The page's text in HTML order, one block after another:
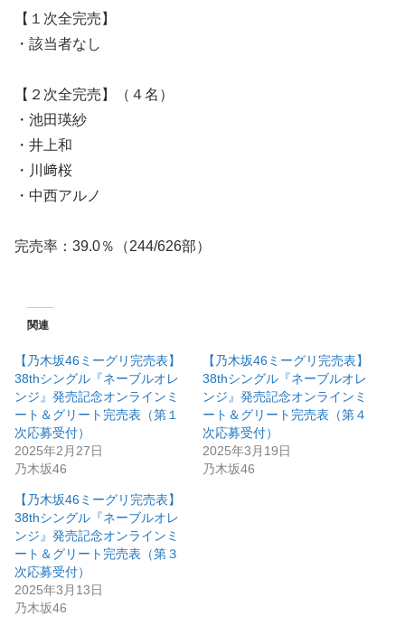
【１次全完売】
・該当者なし
【２次全完売】（４名）
・池田瑛紗
・井上和
・川﨑桜
・中西アルノ
完売率：39.0％（244/626部）
関連
【乃木坂46ミーグリ完売表】
38thシングル『ネーブルオレ
ンジ』発売記念オンラインミ
ート＆グリート完売表（第１
次応募受付）
2025年2月27日
乃木坂46
【乃木坂46ミーグリ完売表】
38thシングル『ネーブルオレ
ンジ』発売記念オンラインミ
ート＆グリート完売表（第４
次応募受付）
2025年3月19日
乃木坂46
【乃木坂46ミーグリ完売表】
38thシングル『ネーブルオレ
ンジ』発売記念オンラインミ
ート＆グリート完売表（第３
次応募受付）
2025年3月13日
乃木坂46